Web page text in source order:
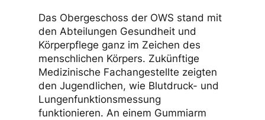
Das Obergeschoss der OWS stand mit
den Abteilungen Gesundheit und
Körperpflege ganz im Zeichen des
menschlichen Körpers. Zukünftige
Medizinische Fachangestellte zeigten
den Jugendlichen, wie Blutdruck- und
Lungenfunktionsmessung
funktionieren. An einem Gummiarm